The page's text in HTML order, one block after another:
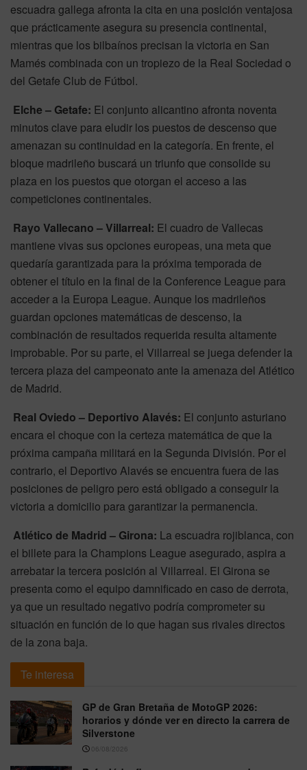
escuadra gallega afronta la cita en una posición ventajosa
que prácticamente asegura su presencia continental,
mientras que los bilbaínos precisan la victoria en San
Mamés combinada con un tropiezo de la Real Sociedad o
del Getafe Club de Fútbol.
Elche – Getafe: El conjunto alicantino afronta noventa
minutos clave para eludir los puestos de descenso que
amenazan su continuidad en la categoría. En frente, el
bloque madrileño buscará un triunfo que consolide su
plaza en los puestos que otorgan el acceso a las
competiciones continentales.
Rayo Vallecano – Villarreal: El cuadro de Vallecas
mantiene vivas sus opciones europeas, una meta que
quedaría garantizada para la próxima temporada de
obtener el título en la final de la Conference League para
acceder a la Europa League. Aunque los madrileños
guardan opciones matemáticas de descenso, la
combinación de resultados requerida resulta altamente
improbable. Por su parte, el Villarreal se juega defender la
tercera plaza del campeonato ante la amenaza del Atlético
de Madrid.
Real Oviedo – Deportivo Alavés: El conjunto asturiano
encara el choque con la certeza matemática de que la
próxima campaña militará en la Segunda División. Por el
contrario, el Deportivo Alavés se encuentra fuera de las
posiciones de peligro pero está obligado a conseguir la
victoria a domicilio para garantizar la permanencia.
Atlético de Madrid – Girona: La escuadra rojiblanca, con
el billete para la Champions League asegurado, aspira a
arrebatar la tercera posición al Villarreal. El Girona se
presenta como el equipo damnificado en caso de derrota,
ya que un resultado negativo podría comprometer su
situación en función de lo que hagan sus rivales directos
de la zona baja.
Te interesa
GP de Gran Bretaña de MotoGP 2026:
horarios y dónde ver en directo la carrera de
Silverstone
06/08/2026